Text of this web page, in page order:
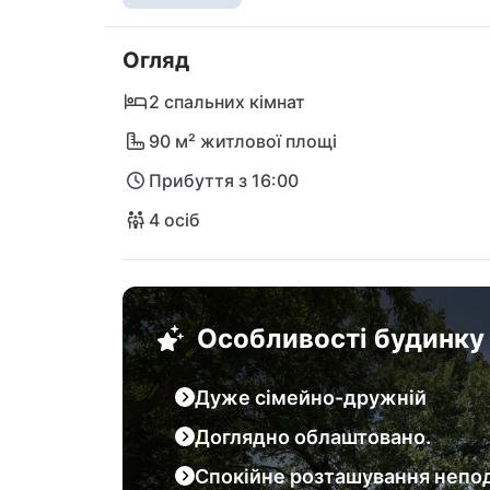
захоплюючими прибережними містами.
кілометрів від цього будинку, що
особливо зручний для мандрівників, які
чарівному регіоні Істрия.
Огляд
2 спальних кімнат
90 м² житлової площі
Прибуття з 16:00
4 осіб
Особливості
Дуже сімейно-дружній
Доглядно облаштовано.
Спокійне розташування